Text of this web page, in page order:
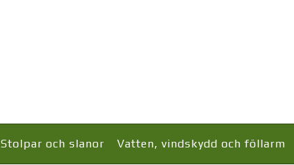
Stolpar och slanor Vatten, vindskydd och föllarm